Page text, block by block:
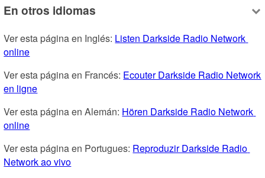
En otros idiomas
Ver esta página en Inglés: Listen Darkside Radio Network
online
Ver esta página en Francés: Ecouter Darkside Radio Network
en ligne
Ver esta página en Alemán: Hören Darkside Radio Network
online
Ver esta página en Portugues: Reproduzir Darkside Radio
Network ao vivo